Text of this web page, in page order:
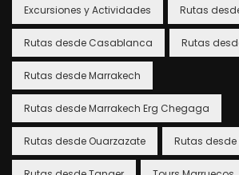
Excursiones y Actividades Rutas
Rutas desde Casablanca Rutas
Rutas desde Marrakech
Rutas desde Marrakech Erg Chegaga
Rutas desde Ouarzazate Rutas